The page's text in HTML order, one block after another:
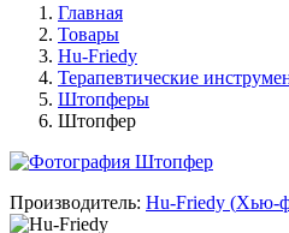
Главная
Товары
Hu-Friedy
Терапевтические
Штопферы
Штопфер
Производитель: Hu-Friedy (Хью-